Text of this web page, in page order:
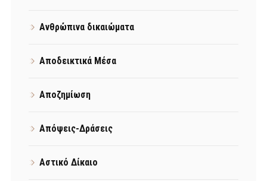
Ανθρώπινα δικαιώματα
Αποδεικτικά Μέσα
Αποζημίωση
Απόψεις-Δράσεις
Αστικό Δίκαιο